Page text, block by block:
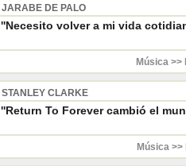
JARABE DE PALO
''Necesito volver a mi vida
Música
STANLEY CLARKE
''Return To Forever cambió el
Música